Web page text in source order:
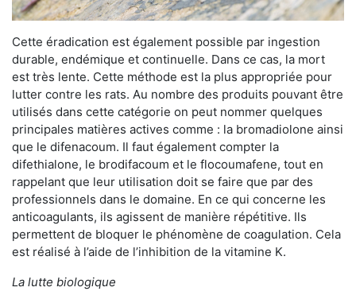
Cette éradication est également possible par ingestion
durable, endémique et continuelle. Dans ce cas, la mort
est très lente. Cette méthode est la plus appropriée pour
lutter contre les rats. Au nombre des produits pouvant être
utilisés dans cette catégorie on peut nommer quelques
principales matières actives comme : la bromadiolone ainsi
que le difenacoum. Il faut également compter la
difethialone, le brodifacoum et le flocoumafene, tout en
rappelant que leur utilisation doit se faire que par des
professionnels dans le domaine. En ce qui concerne les
anticoagulants, ils agissent de manière répétitive. Ils
permettent de bloquer le phénomène de coagulation. Cela
est réalisé à l’aide de l’inhibition de la vitamine K.
La lutte biologique